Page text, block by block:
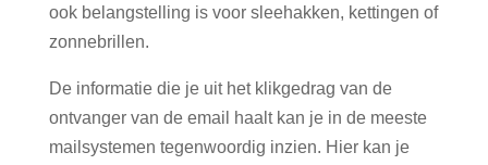
ook belangstelling is voor sleehakken, kettingen of
zonnebrillen.
De informatie die je uit het klikgedrag van de
ontvanger van de email haalt kan je in de meeste
mailsystemen tegenwoordig inzien. Hier kan je